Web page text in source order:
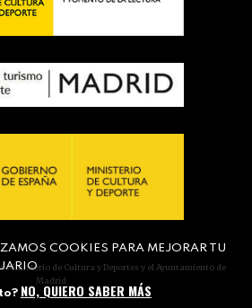
Ministerio de Cultura y Deportes y el Ayuntamiento de
Madrid
COOKIES PARA MEJORAR TU
NO, QUIERO SABER MÁS